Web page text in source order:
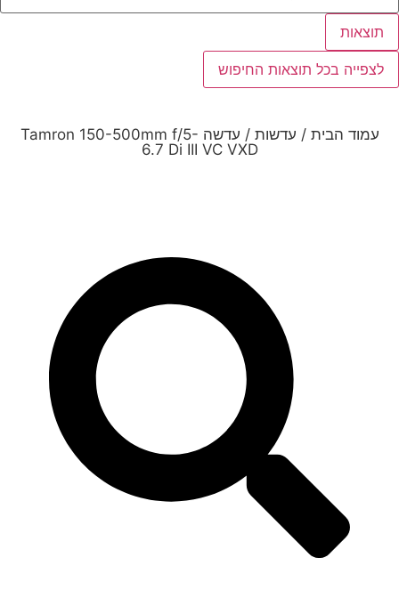
תוצאות
לצפייה בכל תוצאות החיפוש
עמוד הבית / עדשות
/ עדשה Tamron 150-500mm f/5-
6.7 Di III VC VXD